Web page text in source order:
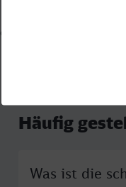
2026-08-04 05:46
Häufig
Was ist die